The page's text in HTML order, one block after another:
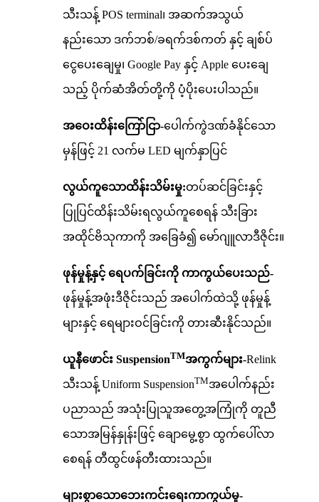
သီးသန့် POS terminal၊ အဆက်အသွယ်
နည်းသော ဒက်ဘစ်/ခရက်ဒစ်ကတ် နှင့် ချစ်ပ်
ငွေပေးချေမှု၊ Google Pay နှင့် Apple ပေးချေ
သည့် ပိုက်ဆံအိတ်တို့ကို ပံ့ပိုးပေးပါသည်။
အဝေးထိန်းကြော်ငြာ-ပေါက်ကွဲဒဏ်ခံနိုင်သော
မှန်ဖြင့် 21 လက်မ LED မျက်နှာပြင်
လွယ်ကူသောထိန်းသိမ်းမှု:တပ်ဆင်ခြင်းနှင့်
ပြုပြင်ထိန်းသိမ်းရလွယ်ကူစေရန် သီးခြား
အထိုင်ဗိသုကာကို အခြေခံ၍ မော်ဂျူလာဒီဇိုင်း။
ဖုန်မှုန့်နှင့် ရေပက်ခြင်းကို ကာကွယ်ပေးသည်-
ဖုန်မှုန့်အဖုံးဒီဇိုင်းသည် အပေါက်ထဲသို့ ဖုန်မှုန့်
များနှင့် ရေများဝင်ခြင်းကို တားဆီးနိုင်သည်။
ယူနီဖောင်း SuspensionTMအကွက်များ-Relink
သီးသန့် Uniform SuspensionTMအပေါက်နည်း
ပညာသည် အသုံးပြုသူအတွေ့အကြုံကို တူညီ
သောအမြန်နှုန်းဖြင့် ချောမွေ့စွာ ထွက်ပေါ်လာ
စေရန် တီထွင်ဖန်တီးထားသည်။
များစွာသောဘေးကင်းရေးကာကွယ်မှု-